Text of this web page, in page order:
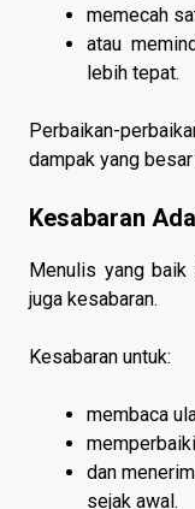
memecah
atau
lebih tepat.
Perbaikan-
dampak yang
Kesabaran
Menulis yang baik
juga kesabaran.
Kesabaran untuk:
membaca
dan
sejak awal.